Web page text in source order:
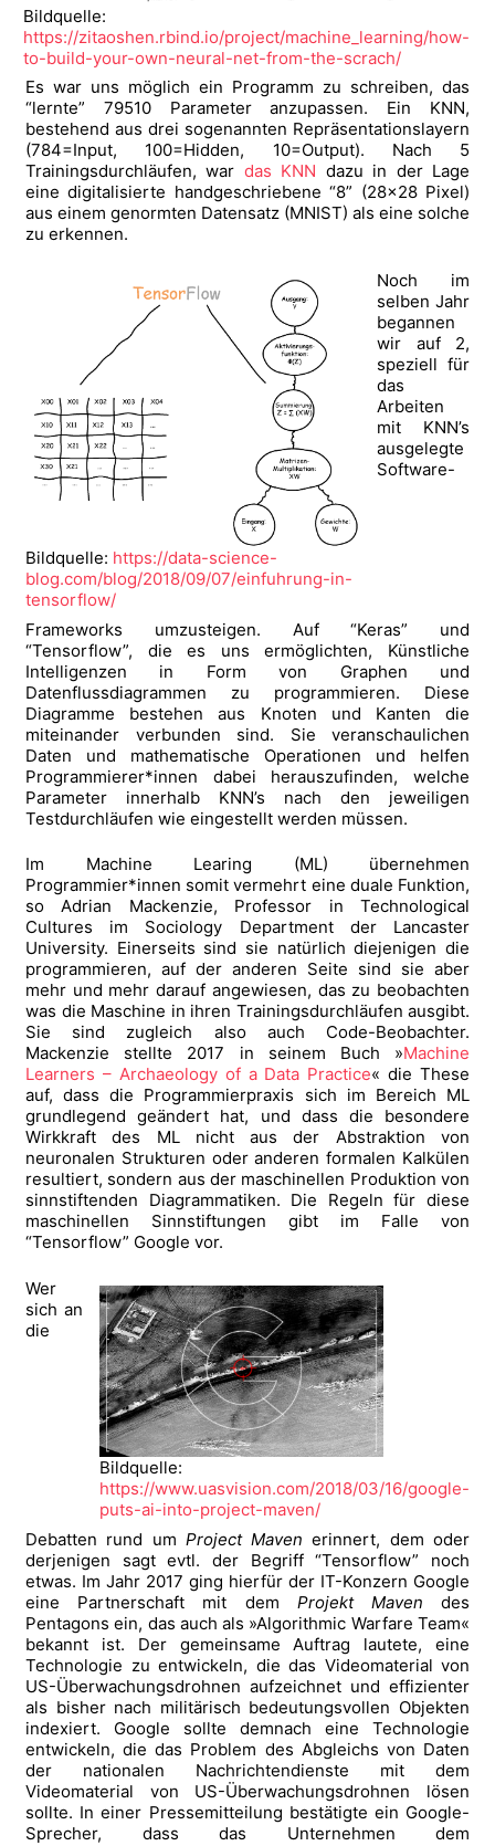
Bildquelle:
https://zitaoshen.rbind.io/project/machine_learning/how-
to-build-your-own-neural-net-from-the-scrach/
Es war uns möglich ein Programm zu schreiben, das
“lernte” 79510 Parameter anzupassen. Ein KNN,
bestehend aus drei sogenannten Repräsentationslayern
(784=Input, 100=Hidden, 10=Output). Nach 5
Trainingsdurchläufen, war das KNN dazu in der Lage
eine digitalisierte handgeschriebene “8” (28×28 Pixel)
aus einem genormten Datensatz (MNIST) als eine solche
zu erkennen.
Bildquelle: https://data-science-
blog.com/blog/2018/09/07/einfuhrung-in-
tensorflow/
Noch im
selben Jahr
begannen
wir auf 2,
speziell für
das
Arbeiten
mit KNN’s
ausgelegte
Software-
Frameworks umzusteigen. Auf “Keras” und
“Tensorflow”, die es uns ermöglichten, Künstliche
Intelligenzen in Form von Graphen und
Datenflussdiagrammen zu programmieren. Diese
Diagramme bestehen aus Knoten und Kanten die
miteinander verbunden sind. Sie veranschaulichen
Daten und mathematische Operationen und helfen
Programmierer*innen dabei herauszufinden, welche
Parameter innerhalb KNN’s nach den jeweiligen
Testdurchläufen wie eingestellt werden müssen.
Im Machine Learing (ML) übernehmen
Programmier*innen somit vermehrt eine duale Funktion,
so Adrian Mackenzie, Professor in Technological
Cultures im Sociology Department der Lancaster
University. Einerseits sind sie natürlich diejenigen die
programmieren, auf der anderen Seite sind sie aber
mehr und mehr darauf angewiesen, das zu beobachten
was die Maschine in ihren Trainingsdurchläufen ausgibt.
Sie sind zugleich also auch Code-Beobachter.
Mackenzie stellte 2017 in seinem Buch »Machine
Learners – Archaeology of a Data Practice« die These
auf, dass die Programmierpraxis sich im Bereich ML
grundlegend geändert hat, und dass die besondere
Wirkkraft des ML nicht aus der Abstraktion von
neuronalen Strukturen oder anderen formalen Kalkülen
resultiert, sondern aus der maschinellen Produktion von
sinnstiftenden Diagrammatiken. Die Regeln für diese
maschinellen Sinnstiftungen gibt im Falle von
“Tensorflow” Google vor.
Bildquelle:
https://www.uasvision.com/2018/03/16/google-
puts-ai-into-project-maven/
Wer
sich an
die
Debatten rund um Project Maven erinnert, dem oder
derjenigen sagt evtl. der Begriff “Tensorflow” noch
etwas. Im Jahr 2017 ging hierfür der IT-Konzern Google
eine Partnerschaft mit dem Projekt Maven des
Pentagons ein, das auch als »Algorithmic Warfare Team«
bekannt ist. Der gemeinsame Auftrag lautete, eine
Technologie zu entwickeln, die das Videomaterial von
US-Überwachungsdrohnen aufzeichnet und effizienter
als bisher nach militärisch bedeutungsvollen Objekten
indexiert. Google sollte demnach eine Technologie
entwickeln, die das Problem des Abgleichs von Daten
der nationalen Nachrichtendienste mit dem
Videomaterial von US-Überwachungsdrohnen lösen
sollte. In einer Pressemitteilung bestätigte ein Google-
Sprecher, dass das Unternehmen dem